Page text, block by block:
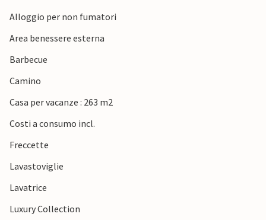
istriana aggiunge un tocco di classe all'intera proprietà.
Alloggio per non fumatori
Area benessere esterna
Barbecue
Camino
Casa per vacanze : 263 m2
Costi a consumo incl.
Freccette
Lavastoviglie
Lavatrice
Luxury Collection